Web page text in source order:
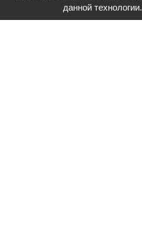
данной технологии.